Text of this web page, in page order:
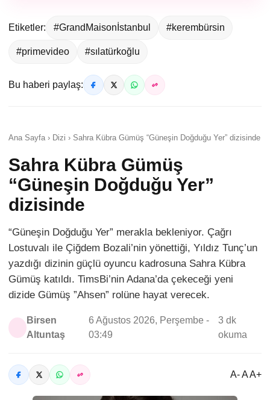
Etiketler: #GrandMaisonİstanbul #kerembürsin
#primevideo #sılatürkoğlu
Bu haberi paylaş:
Ana Sayfa › Dizi › Sahra Kübra Gümüş “Güneşin Doğduğu Yer” dizisinde
Sahra Kübra Gümüş
“Güneşin Doğduğu Yer”
dizisinde
“Güneşin Doğduğu Yer” merakla bekleniyor. Çağrı
Lostuvalı ile Çiğdem Bozali’nin yönettiği, Yıldız Tunç’un
yazdığı dizinin güçlü oyuncu kadrosuna Sahra Kübra
Gümüş katıldı. TimsBi’nin Adana’da çekeceği yeni
dizide Gümüş ”Ahsen” rolüne hayat verecek.
Birsen
Altuntaş
6 Ağustos 2026, Perşembe -
03:49
3 dk
okuma
A- A A+